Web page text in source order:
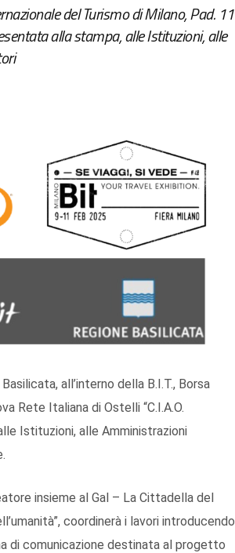
del Turismo di Milano, Pad. 11
alla stampa, alle Istituzioni, alle
all’interno della B.I.T., Borsa
Rete Italiana di Ostelli “C.I.A.O.
Istituzioni, alle Amministrazioni
insieme al Gal – La Cittadella del
coordinerà i lavori introducendo
di comunicazione destinata al progetto